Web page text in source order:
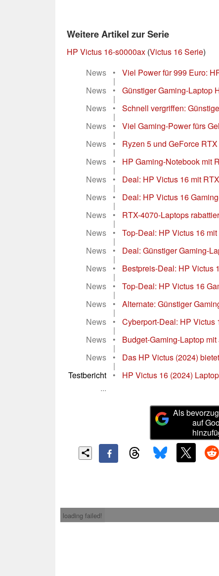
Weitere Artikel zur Serie
HP Victus 16-s0000ax (Victus 16 Serie)
News
• Viel Power für 999 Euro:
|
News
• Günstiger Gaming-Laptop
|
News
• Schnell vergriffen:
|
News
• Viel Gaming-Power fürs
|
News
• Ryzen 5 und GeForce
|
News
• HP Gaming-Notebook mit
|
News
• Deal: HP Victus 16 mit
|
News
• Deal: HP Victus 16
|
News
• RTX-4070-Laptops
|
News
• Top-Deal: HP Victus 16
|
News
• Deal: Günstiger Gaming-
|
News
• Bestpreis-Deal: HP Victus
|
News
• Top-Deal: HP Victus 16
|
News
• Alternate: Günstiger
|
News
• Cyberport-Deal: HP Victus
|
News
• Budget-Gaming-Laptop
|
News
• Das HP Victus (2024)
|
Testbericht
•
HP Victus 16 (2024)
...
Als
auf
loading failed!